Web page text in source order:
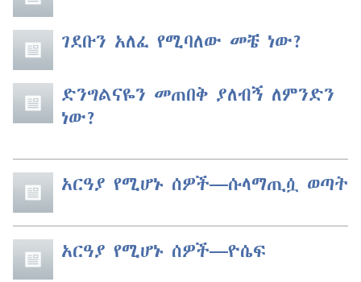
ገደቡን አለፈ የሚባለው መቼ ነው?
ድንግልናዬን መጠበቅ ያለብኝ ለምንድን
ነው?
አርዓያ የሚሆኑ ሰዎች​—ሱላማጢሷ ወጣት
አርዓያ የሚሆኑ ሰዎች​—ዮሴፍ